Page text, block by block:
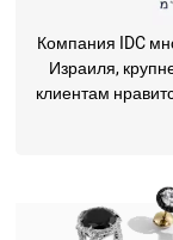
Компания IDC
Израиля,
клиентам